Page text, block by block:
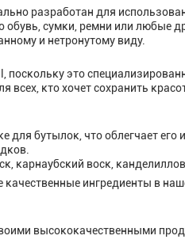
разработан для
обувь, сумки, ремни или любые
и нетронутому виду.
это
всех, кто хочет сохранить
для бутылок, что облегчает его
карнаубский воск,
ингредиенты в
высококачественными